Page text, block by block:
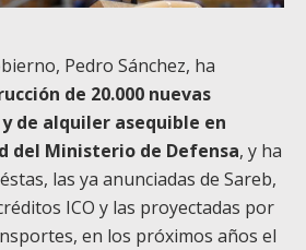
Pedro Sánchez, ha
de 20.000 nuevas
de alquiler asequible en
del Ministerio de Defensa, y ha
las ya anunciadas de Sareb,
ICO y las proyectadas por
en los próximos años el